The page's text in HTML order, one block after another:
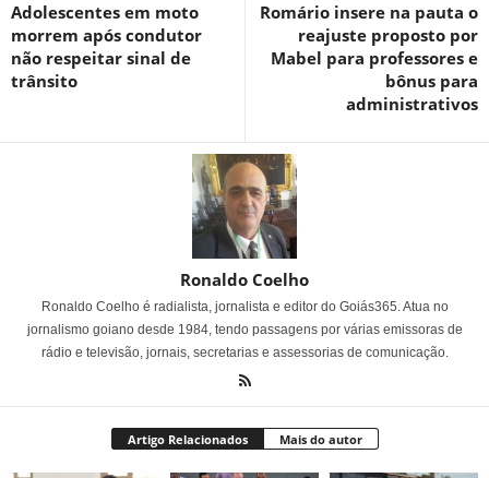
Adolescentes em moto
morrem após condutor
não respeitar sinal de
trânsito
Romário insere na pauta o
reajuste proposto por
Mabel para professores e
bônus para
administrativos
Ronaldo Coelho
Ronaldo Coelho é radialista, jornalista e editor do Goiás365. Atua no
jornalismo goiano desde 1984, tendo passagens por várias emissoras de
rádio e televisão, jornais, secretarias e assessorias de comunicação.
Artigo Relacionados Mais do autor